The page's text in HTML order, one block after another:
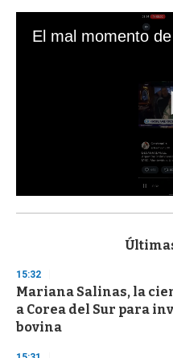
s
d
s
o
f
3
15:32
Mariana Salinas, la
a Corea del Sur para
bovina